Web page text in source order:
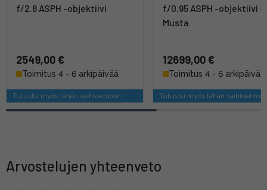
f/2.8 ASPH -objektiivi
2549,00 €
Toimitus 4 - 6 arkipäivää
Tutustu myös tähän vaihtoehtoon
f/0.95 ASPH -objektiivi -
Musta
12699,00 €
Toimitus 4 - 6 arkipäivää
Tutustu myös tähän
Arvostelujen yhteenveto